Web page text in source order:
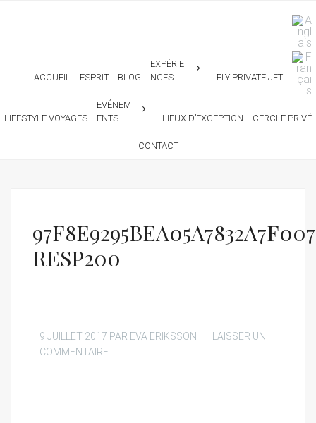
ACCUEIL ESPRIT BLOG
EXPÉRIE
NCES
FLY PRIVATE JET
LIFESTYLE VOYAGES
EVÉNEM
ENTS
LIEUX D’EXCEPTION CERCLE PRIVÉ
CONTACT
RESP200
9 JUILLET 2017 PAR EVA ERIKSSON
LAISSER UN
COMMENTAIRE